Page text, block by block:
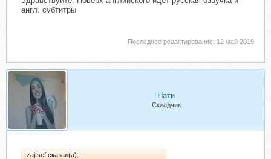
англ. субтитры
Последнее редактирование: 12 май 2019
Нати
Складчик
zajtsef сказал(а):